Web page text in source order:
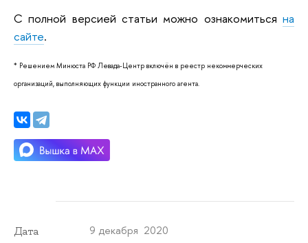
С полной версией статьи можно ознакомиться на
сайте.
* Решением Минюста РФ Левада-Центр включён в реестр некоммерческих
организаций, выполняющих функции иностранного агента.
Дата 9 декабря 2020